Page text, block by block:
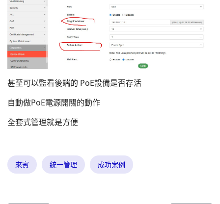
甚至可以監看後端的 PoE設備是否存活
自動做PoE電源開關的動作
全套式管理就是方便
來賓 統一管理 成功案例